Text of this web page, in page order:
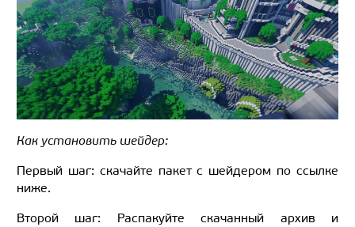
Как установить шейдер:
Первый шаг: скачайте пакет с шейдером по ссылке
ниже.
Второй шаг: Распакуйте скачанный архив и